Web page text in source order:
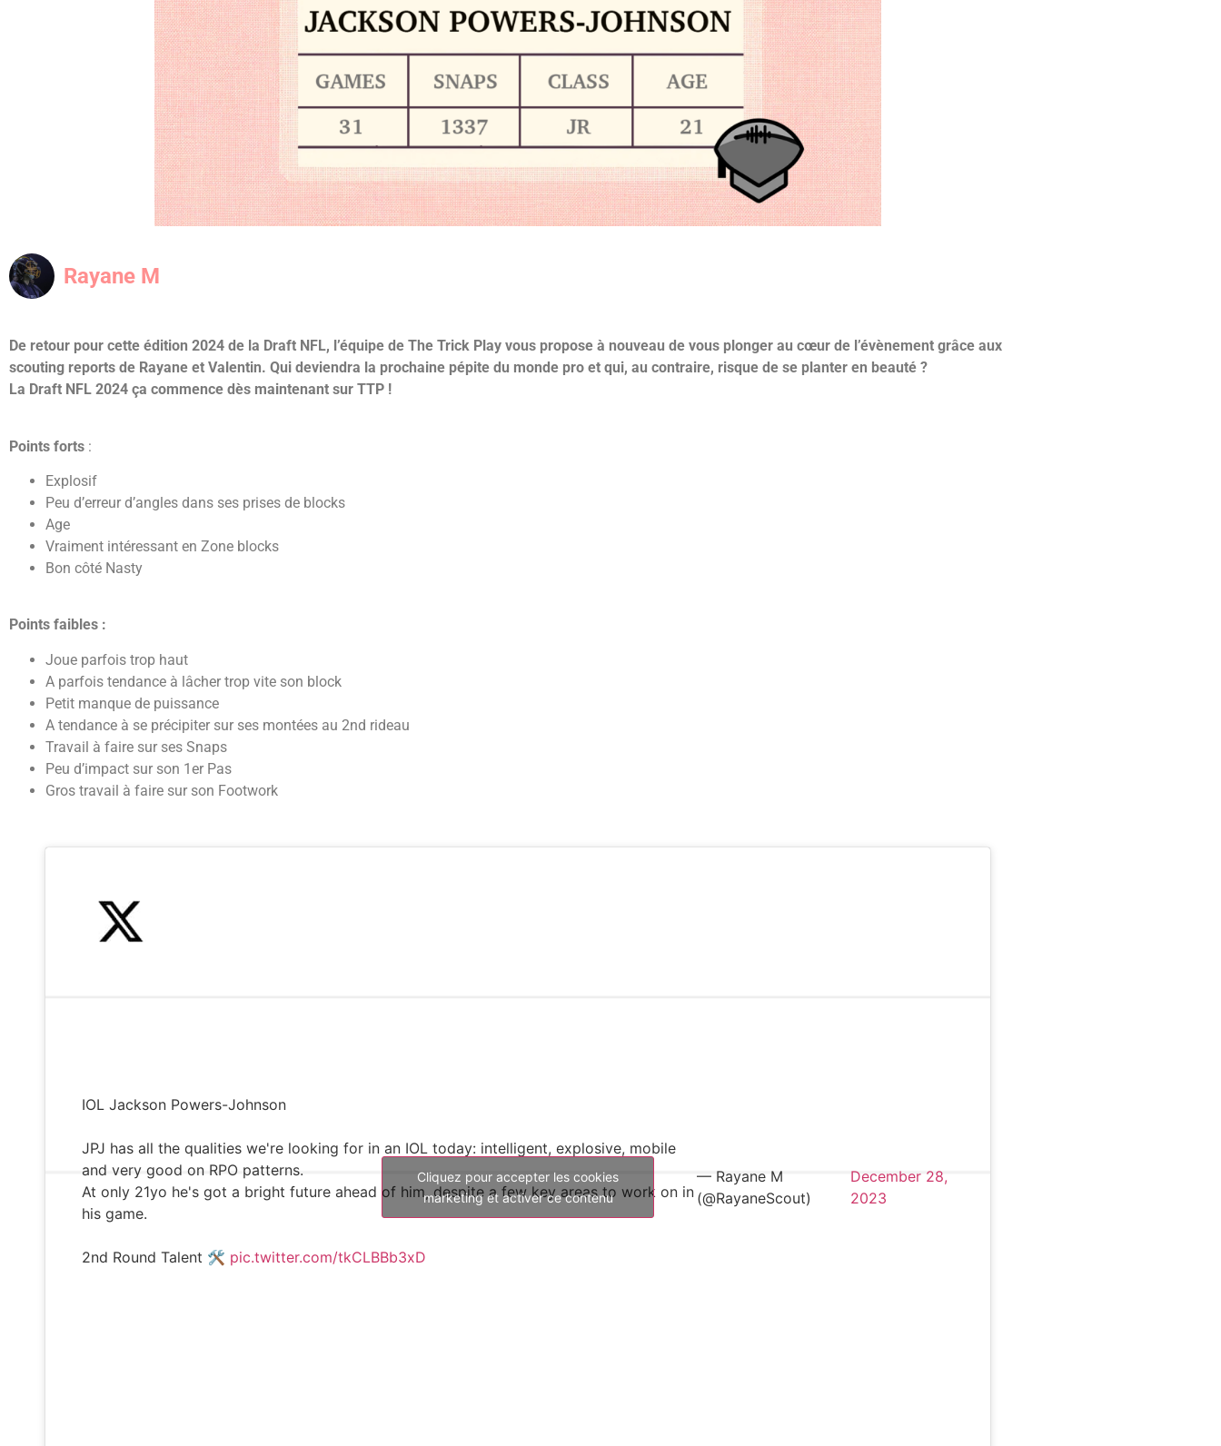
Rayane M
De retour pour cette édition 2024 de la Draft NFL, l’équipe de The Trick Play vous propose à nouveau de vous plonger au cœur de l’évènement grâce aux
scouting reports de Rayane et Valentin. Qui deviendra la prochaine pépite du monde pro et qui, au contraire, risque de se planter en beauté ?
La Draft NFL 2024 ça commence dès maintenant sur TTP !
Points forts :
Explosif
Peu d’erreur d’angles dans ses prises de blocks
Age
Vraiment intéressant en Zone blocks
Bon côté Nasty
Points faibles :
Joue parfois trop haut
A parfois tendance à lâcher trop vite son block
Petit manque de puissance
A tendance à se précipiter sur ses montées au 2nd rideau
Travail à faire sur ses Snaps
Peu d’impact sur son 1er Pas
Gros travail à faire sur son Footwork
IOL Jackson Powers-Johnson
JPJ has all the qualities we're looking for in an IOL today: intelligent, explosive, mobile
and very good on RPO patterns.
At only 21yo he's got a bright future ahead of him, despite a few key areas to work on in
his game.
2nd Round Talent 🛠 pic.twitter.com/tkCLBBb3xD
— Rayane M
(@RayaneScout)
December 28,
2023
Cliquez pour accepter les cookies
marketing et activer ce contenu